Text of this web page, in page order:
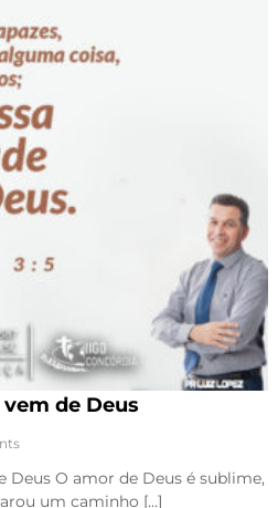
de Deus
Deus O amor de Deus é sublime,
um caminho […]